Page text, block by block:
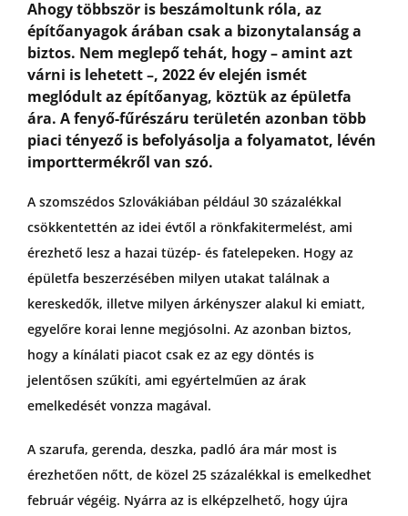
GYIK
Ahogy többször is beszámoltunk róla, az
építőanyagok árában csak a bizonytalanság a
biztos. Nem meglepő tehát, hogy – amint azt
várni is lehetett –, 2022 év elején ismét
meglódult az építőanyag, köztük az épületfa
ára. A fenyő-fűrészáru területén azonban több
piaci tényező is befolyásolja a folyamatot, lévén
importtermékről van szó.
A szomszédos Szlovákiában például 30 százalékkal
csökkentettén az idei évtől a rönkfakitermelést, ami
érezhető lesz a hazai tüzép- és fatelepeken. Hogy az
épületfa beszerzésében milyen utakat találnak a
kereskedők, illetve milyen árkényszer alakul ki emiatt,
egyelőre korai lenne megjósolni. Az azonban biztos,
hogy a kínálati piacot csak ez az egy döntés is
jelentősen szűkíti, ami egyértelműen az árak
emelkedését vonzza magával.
A szarufa, gerenda, deszka, padló ára már most is
érezhetően nőtt, de közel 25 százalékkal is emelkedhet
február végéig. Nyárra az is elképzelhető, hogy újra